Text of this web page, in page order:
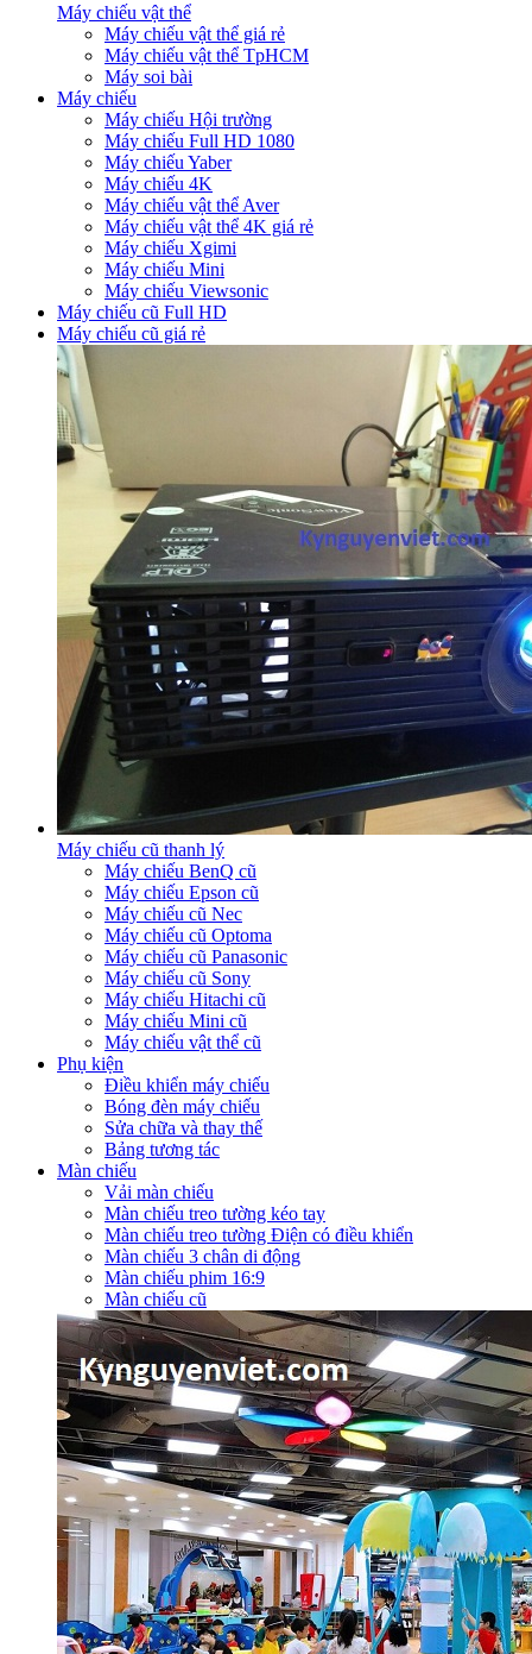
Máy chiếu vật thể
Máy chiếu vật thể giá rẻ
Máy chiếu vật thể TpHCM
Máy soi bài
Máy chiếu
Máy chiếu Hội trường
Máy chiếu Full HD 1080
Máy chiếu Yaber
Máy chiếu 4K
Máy chiếu vật thể Aver
Máy chiếu vật thể 4K giá rẻ
Máy chiếu Xgimi
Máy chiếu Mini
Máy chiếu Viewsonic
Máy chiếu cũ Full HD
Máy chiếu cũ giá rẻ
Máy chiếu cũ thanh lý
Máy chiếu BenQ cũ
Máy chiếu Epson cũ
Máy chiếu cũ Nec
Máy chiếu cũ Optoma
Máy chiếu cũ Panasonic
Máy chiếu cũ Sony
Máy chiếu Hitachi cũ
Máy chiếu Mini cũ
Máy chiếu vật thể cũ
Phụ kiện
Điều khiển máy chiếu
Bóng đèn máy chiếu
Sửa chữa và thay thế
Bảng tương tác
Màn chiếu
Vải màn chiếu
Màn chiếu treo tường kéo tay
Màn chiếu treo tường Điện có điều khiển
Màn chiếu 3 chân di động
Màn chiếu phim 16:9
Màn chiếu cũ